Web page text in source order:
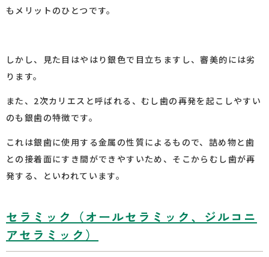
もメリットのひとつです。
しかし、見た目はやはり銀色で目立ちますし、審美的には劣
ります。
また、2次カリエスと呼ばれる、むし歯の再発を起こしやすい
のも銀歯の特徴です。
これは銀歯に使用する金属の性質によるもので、詰め物と歯
との接着面にすき間ができやすいため、そこからむし歯が再
発する、といわれています。
セラミック（オールセラミック、ジルコニ
アセラミック）